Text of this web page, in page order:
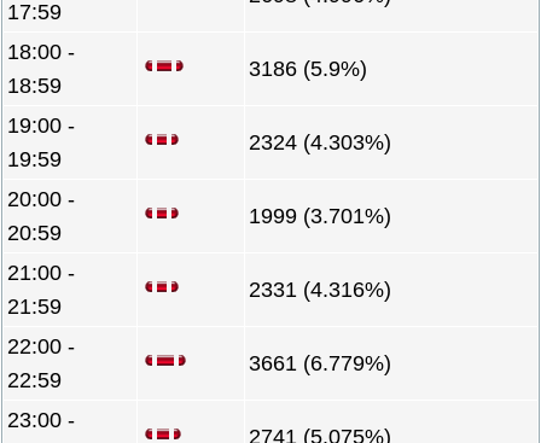
17:59
18:00 -
18:59
3186 (5.9%)
19:00 -
19:59
2324 (4.303%)
20:00 -
20:59
1999 (3.701%)
21:00 -
21:59
2331 (4.316%)
22:00 -
22:59
3661 (6.779%)
23:00 -
2741 (5.075%)